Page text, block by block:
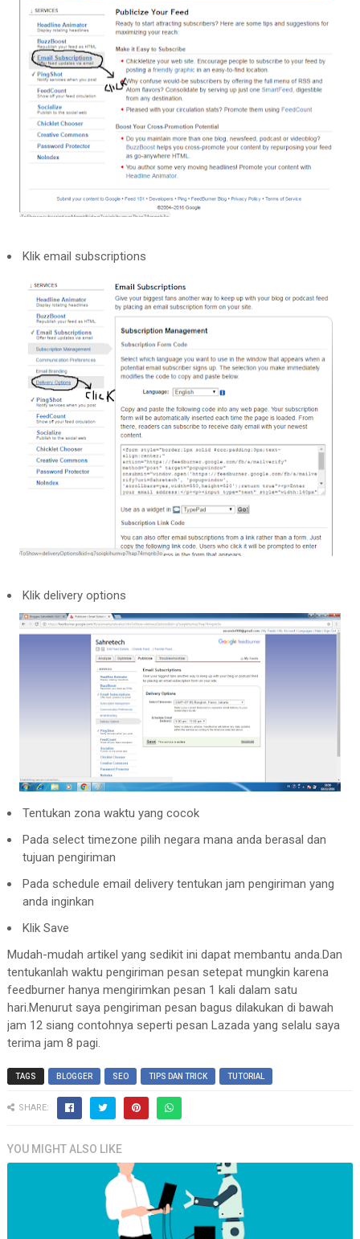
Klik email subscriptions
Klik delivery options
Tentukan zona waktu yang cocok
Pada select timezone pilih negara mana anda berasal dan
tujuan pengiriman
Pada schedule email delivery tentukan jam pengiriman yang
anda inginkan
Klik Save
Mudah-mudah artikel yang sedikit ini dapat membantu anda.Dan
tentukanlah waktu pengiriman pesan setepat mungkin karena
feedburner hanya mengirimkan pesan 1 kali dalam satu
hari.Menurut saya pengiriman pesan bagus dilakukan di bawah
jam 12 siang contohnya seperti pesan Lazada yang selalu saya
terima jam 8 pagi.
TAGS BLOGGER SEO TIPS DAN TRICK TUTORIAL
SHARE:
YOU MIGHT ALSO LIKE